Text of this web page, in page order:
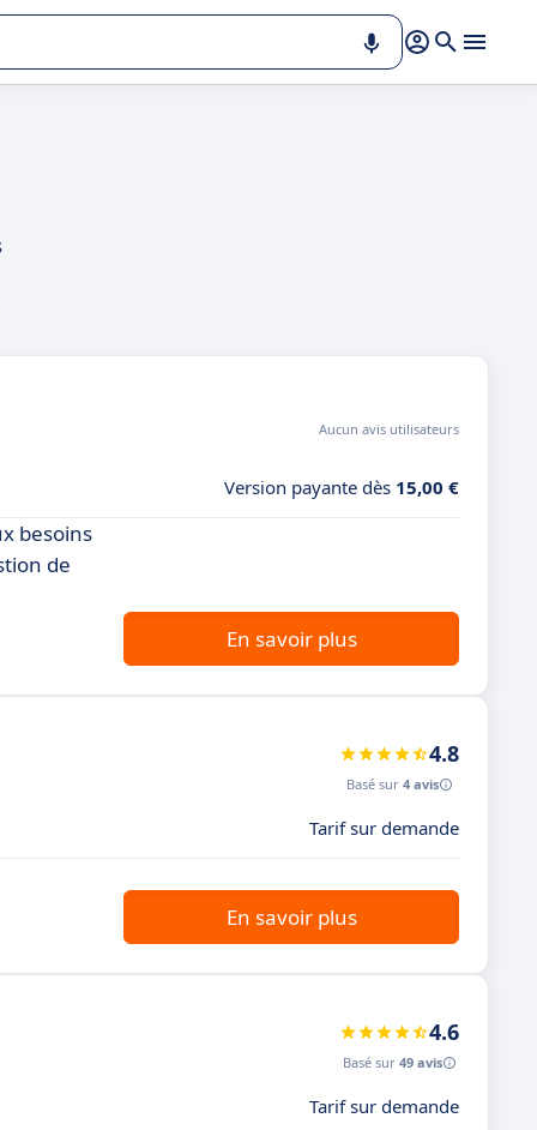
Aucun avis utilisateurs
Version payante dès 15,00 €
besoins
de
En savoir plus
4.8
Basé sur 4 avis
Tarif sur demande
En savoir plus
4.6
Basé sur 49 avis
Tarif sur demande